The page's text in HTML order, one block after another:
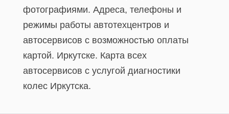
фотографиями. Адреса, телефоны и
режимы работы автотехцентров и
автосервисов с возможностью оплаты
картой. Иркутске. Карта всех
автосервисов c услугой диагностики
колес Иркутска.